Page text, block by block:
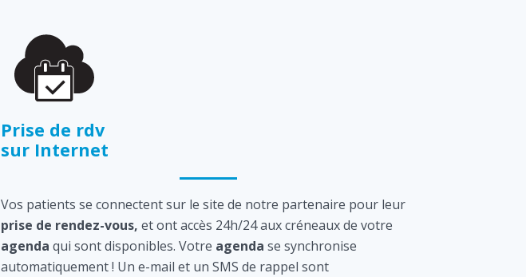
Prise de rdv
sur Internet
Vos patients se connectent sur le site de notre partenaire pour leur
prise de rendez-vous, et ont accès 24h/24 aux créneaux de votre
agenda qui sont disponibles. Votre agenda se synchronise
automatiquement ! Un e-mail et un SMS de rappel sont